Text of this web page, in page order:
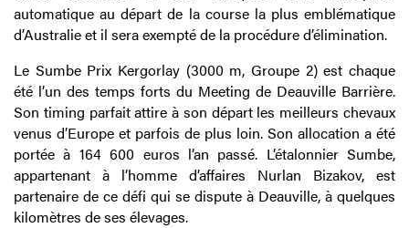
automatique au départ de la course la plus emblématique
d’Australie et il sera exempté de la procédure d’élimination.
Le Sumbe Prix Kergorlay (3000 m, Groupe 2) est chaque
été l’un des temps forts du Meeting de Deauville Barrière.
Son timing parfaitattire à son départ les meilleurs chevaux
venus d’Europe et parfois de plus loin. Son allocation a été
portée à 164 600 euros l’an passé. L’étalonnier Sumbe,
appartenant à l’homme d’affaires Nurlan Bizakov, est
partenaire de ce défi qui se dispute à Deauville, à quelques
kilomètres de ses élevages.